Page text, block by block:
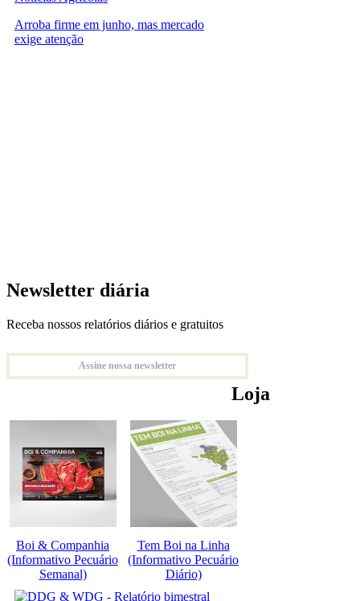
Arroba firme em junho, mas mercado
exige atenção
Newsletter diária
Receba nossos relatórios diários e gratuitos
Assine nossa newsletter
Loja
Boi & Companhia
(Informativo Pecuário
Semanal)
Tem Boi na Linha
(Informativo Pecuário
Diário)